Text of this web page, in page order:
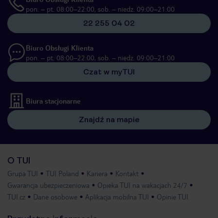
pon. – pt. 08:00–22:00, sob. – niedz. 09:00–21:00
22 255 04 02
Biuro Obsługi Klienta
pon. – pt. 08:00–22:00, sob. – niedz. 09:00–21:00
Czat w myTUI
Biura stacjonarne
Znajdź na mapie
O TUI
Grupa TUI TUI Poland Kariera
Kontakt
Gwarancja ubezpieczeniowa
Opieka TUI na wakacjach 24/7
TUI.cz
Dane osobowe Aplikacja mobilna TUI Opinie TUI